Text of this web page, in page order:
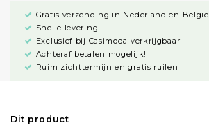
Gratis verzending in Nederland en België
Snelle levering
Exclusief bij Casimoda verkrijgbaar
Achteraf betalen mogelijk!
Ruim zichttermijn en gratis ruilen
Dit product